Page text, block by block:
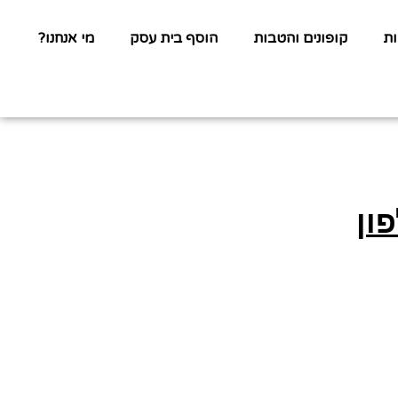
קופונים והטבות הוסף בית עסק מי אנחנו?